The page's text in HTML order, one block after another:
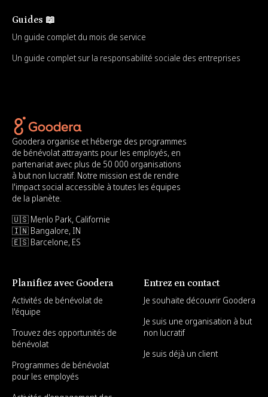
Guides 📖
Un guide complet du mois de service
Un guide complet sur la responsabilité sociale des entreprises
Goodera organise et héberge des programmes
de bénévolat attrayants pour les employés, en
partenariat avec plus de 50 000 organisations
à but non lucratif. Notre mission est de rendre
l'impact social accessible à toutes les équipes
de la planète.
🇺🇸 Menlo Park, Californie
🇮🇳 Bangalore, IN
🇪🇸 Barcelone, ES
Planifiez avec Goodera
Activités de bénévolat de
l'équipe
Trouvez des opportunités de
bénévolat
Programmes de bénévolat
pour les employés
Entrez en contact
Je souhaite découvrir Goodera
Je suis une organisation à but
non lucratif
Je suis déjà un client